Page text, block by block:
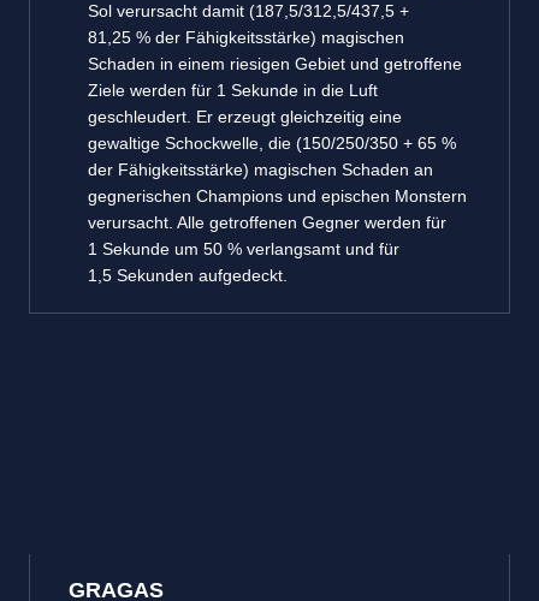
Sol verursacht damit (187,5/312,5/437,5 +
81,25 % der Fähigkeitsstärke) magischen
Schaden in einem riesigen Gebiet und getroffene
Ziele werden für 1 Sekunde in die Luft
geschleudert. Er erzeugt gleichzeitig eine
gewaltige Schockwelle, die (150/250/350 + 65 %
der Fähigkeitsstärke) magischen Schaden an
gegnerischen Champions und epischen Monstern
verursacht. Alle getroffenen Gegner werden für
1 Sekunde um 50 % verlangsamt und für
1,5 Sekunden aufgedeckt.
GRAGAS